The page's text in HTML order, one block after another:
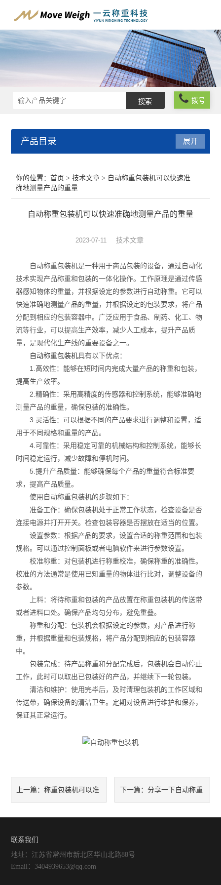
拨号
产品目录
工业自动化称重系统
在线分级分选系统
工业称重元器件
云称重管理软件
展开
你的位置：首页 >技术文章 > 自动称重包装机可以快速准
确地测量产品的重量
自动称重包装机可以快速准确地测量产品的重量
2023-07-11 技术文章
自动称重包装机是一种用于商品包装的设备，通过自动化
技术实现产品称重和包装的一体化操作。工作原理是通过传感
器感知物体的重量，并根据设定的参数进行自动称重。它可以
快速准确地测量产品的重量，并根据设定的包装要求，将产品
分配到相应的包装容器中。广泛应用于食品、制药、化工、物
流等行业，可以提高生产效率，减少人工成本，提升产品质
量，是现代化生产线的重要设备之一。
自动称重包装机具有以下优点：
1.高效性：能够在短时间内完成大量产品的称重和包装，
提高生产效率。
2.精确性：采用高精度的传感器和控制系统，能够准确地
测量产品的重量，确保包装的准确性。
3.灵活性：可以根据不同的产品要求进行调整和设置，适
用于不同规格和重量的产品。
4.可靠性：采用稳定可靠的机械结构和控制系统，能够长
时间稳定运行，减少故障和停机时间。
5.提升产品质量：能够确保每个产品的重量符合标准要
求，提高产品质量。
使用自动称重包装机的步骤如下：
准备工作：确保包装机处于正常工作状态，检查设备是否
连接电源并打开开关。检查包装容器是否摆放在适当的位置。
设置参数：根据产品的要求，设置合适的称重范围和包装
规格。可以通过控制面板或者电脑软件来进行参数设置。
校准称重：对包装机进行称重校准，确保称重的准确性。
校准的方法通常是使用已知重量的物体进行比对，调整设备的
参数。
上料：将待称重和包装的产品放置在称重包装机的传送带
或者进料口处。确保产品均匀分布，避免重叠。
称重和分配：包装机会根据设定的参数，对产品进行称
重，并根据重量和包装规格，将产品分配到相应的包装容器
中。
包装完成：待产品称重和分配完成后，包装机会自动停止
工作，此时可以取出已包装好的产品，并继续下一轮包装。
清洁和维护：使用完毕后，及时清理包装机的工作区域和
传送带，确保设备的清洁卫生。定期对设备进行维护和保养，
保证其正常运行。
上一篇：称重包装机可以准 下一篇： 分享一下自动称重
联系我们
地址：江苏省常州市新北区华山北路88号
Email：3404939653@qq.com